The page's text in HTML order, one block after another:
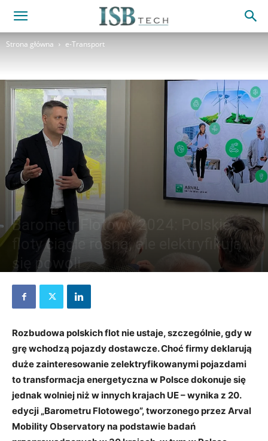
Strona główna e-Transport
Barometr Flotowy 2024: Polskie
floty ciągle rosną, ale elektryfikują
się powoli
Rozbudowa polskich flot nie ustaje, szczególnie, gdy w
grę wchodzą pojazdy dostawcze. Choć firmy deklarują
duże zainteresowanie zelektryfikowanymi pojazdami
to transformacja energetyczna w Polsce dokonuje się
jednak wolniej niż w innych krajach UE – wynika z 20.
edycji „Barometru Flotowego”, tworzonego przez Arval
Mobility Observatory na podstawie badań